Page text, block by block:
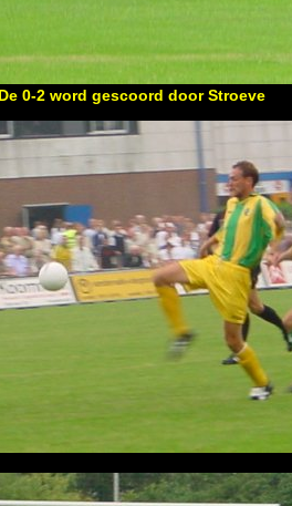
De 0-2 word gescoord door Stroeve